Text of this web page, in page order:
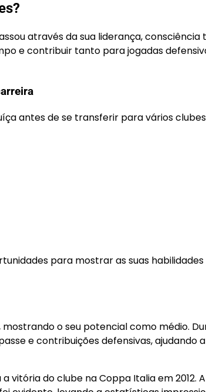
através da sua liderança, consciência
e contribuir tanto para jogadas
antes de se transferir para vários
para mostrar as suas
mostrando o seu potencial como médio.
e contribuições defensivas, ajudando
vitória do clube na Coppa Italia em 2012.